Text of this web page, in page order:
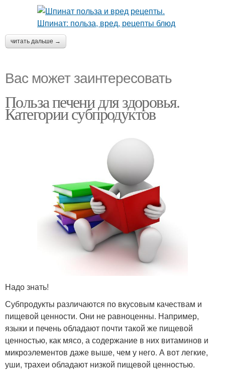
читать дальше →
Вас может заинтересовать
Польза печени для здоровья.
Категории субпродуктов
Надо знать!
Субпродукты различаются по вкусовым качествам и
пищевой ценности. Они не равноценны. Например,
языки и печень обладают почти такой же пищевой
ценностью, как мясо, а содержание в них витаминов и
микроэлементов даже выше, чем у него. А вот легкие,
уши, трахеи обладают низкой пищевой ценностью.